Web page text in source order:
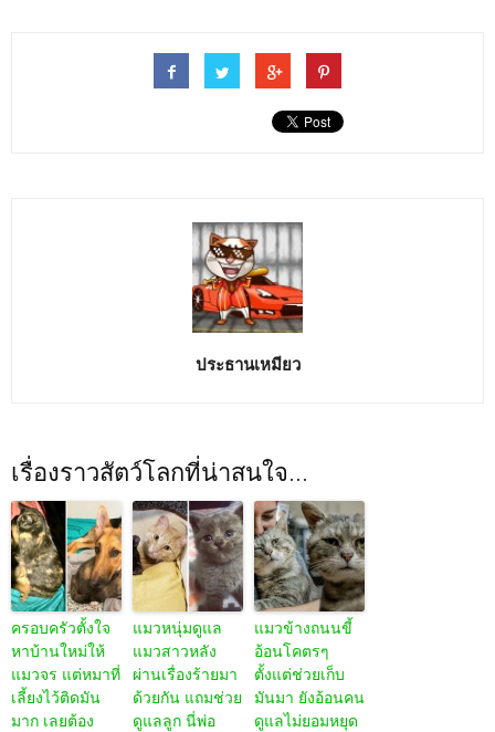
ประธานเหมียว
เรื่องราวสัตว์โลกที่น่าสนใจ...
ครอบครัวตั้งใจ
หาบ้านใหม่ให้
แมวจร แต่หมาที่
เลี้ยงไว้ติดมัน
มาก เลยต้อง
แมวหนุ่มดูแล
แมวสาวหลัง
ผ่านเรื่องร้ายมา
ด้วยกัน แถมช่วย
ดูแลลูก นี่พ่อ
แมวข้างถนนขี้
อ้อนโคตรๆ
ตั้งแต่ช่วยเก็บ
มันมา ยังอ้อนคน
ดูแลไม่ยอมหยุด